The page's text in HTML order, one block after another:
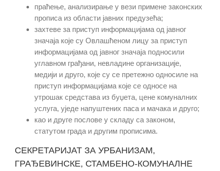
праћење, анализирање у вези применезаконских
прописа из области јавних предузећа;
захтеве за приступ информацијама од јавног
значаја које су Овлашћеном лицу за приступ
информацијама од јавног значаја подносили
углавном грађани, невладине организације,
медији и друго, које су се претежно односиле на
приступ информацијама које се односе на
утрошак средстава из буџета, цене комуналних
услуга, уједе напуштених паса и мачака и друго;
као и друге послове у складу са законом,
статутом града и другим прописима.
СЕКРЕТАРИЈАТ ЗА УРБАНИЗАМ,
ГРАЂЕВИНСКЕ, СТАМБЕНО-КОМУНАЛНЕ